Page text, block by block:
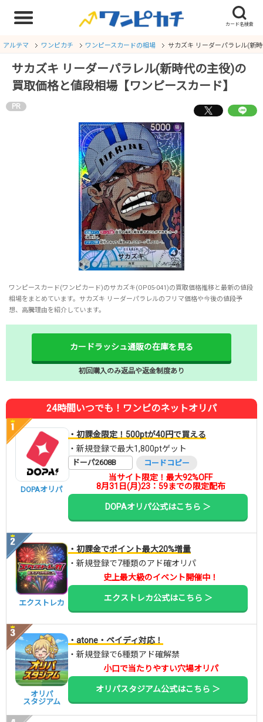
アルテマ ワンピカチ ワンピースカードの相場 サカズキ リーダーパラレル(新
サカズキ リーダーパラレル(新時代の主役)の
買取価格と値段相場【ワンピースカード】
PR
ワンピースカード(ワンピカード)のサカズキ(OP05-041)の買取価格推移と最新の値段
相場をまとめています。サカズキ リーダーパラレルのフリマ価格や今後の値段予
想、高騰理由を紹介しています。
カードラッシュ通販の在庫を見る
初回購入のみ返品や返金制度あり
24時間いつでも！ワンピのネットオリパ
DOPAオリパ
・初課金限定！500ptが40円で買える
・新規登録で最大1,800ptゲット
ドーパ2608B コードコピー
当サイト限定！最大92%OFF
8月31日(月)23：59までの限定配布
DOPAオリパ公式はこちら ＞
エクストレカ
・初課金でポイント最大20%増量
・新規登録で7種類のアド確オリパ
史上最大級のイベント開催中！
エクストレカ公式はこちら ＞
オリパ
スタジアム
・atone・ペイディ対応！
・新規登録で6種類アド確解禁
小口で当たりやすい穴場オリパ
オリパスタジアム公式はこちら ＞